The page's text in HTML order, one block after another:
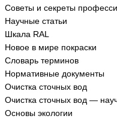
Советы и секреты
Научные статьи
Шкала RAL
Новое в мире покраски
Словарь терминов
Нормативные документы
Очистка сточных вод
Очистка сточных вод —
Основы экологии